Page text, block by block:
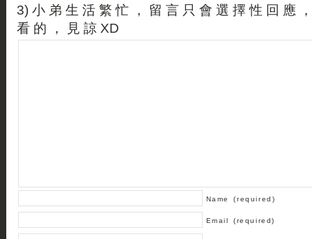
3) 小 弟 生 活 繁 忙 ， 留 言 只 會 選 擇 性 回 應
看 的 ， 見 諒 XD
Name (required)
Email (required)